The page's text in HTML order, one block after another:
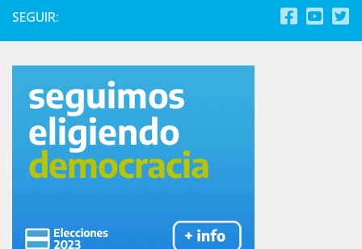
SEGUIR: